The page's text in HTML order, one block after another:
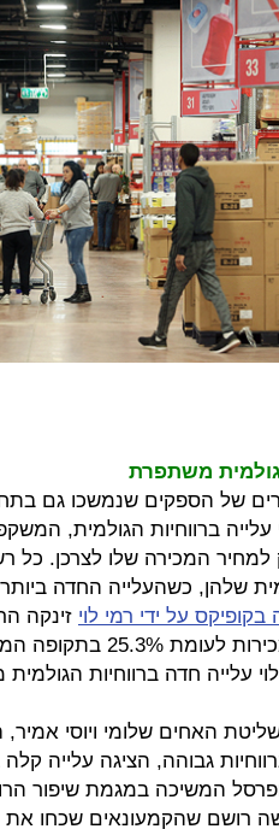
עלייה ברווחיות הגולמית,
המכירה שלו לצרכן. כל
שלהן, כשהעלייה החדה
על ידי רמי לוי זינקה
ל־30.6%
חדה ברווחיות הגולמית מ־20.8%
האחים שלומי ויוסי אמיר,
רושם שהקמעונאים שכחו